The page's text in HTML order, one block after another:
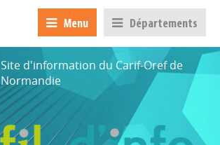
Menu Départements
Site d'information du Carif-Oref de
Normandie